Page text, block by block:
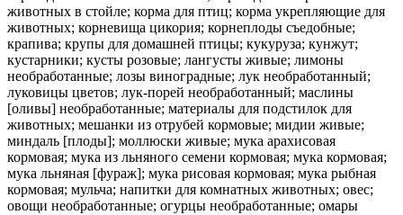
животных в стойле; корма для птиц; корма укрепляющие для
животных; корневища цикория; корнеплоды съедобные;
крапива; крупы для домашней птицы; кукуруза; кунжут;
кустарники; кусты розовые; лангусты живые; лимоны
необработанные; лозы виноградные; лук необработанный;
луковицы цветов; лук-порей необработанный; маслины
[оливы] необработанные; материалы для подстилок для
животных; мешанки из отрубей кормовые; мидии живые;
миндаль [плоды]; моллюски живые; мука арахисовая
кормовая; мука из льняного семени кормовая; мука кормовая;
мука льняная [фураж]; мука рисовая кормовая; мука рыбная
кормовая; мульча; напитки для комнатных животных; овес;
овощи необработанные; огурцы необработанные; омары